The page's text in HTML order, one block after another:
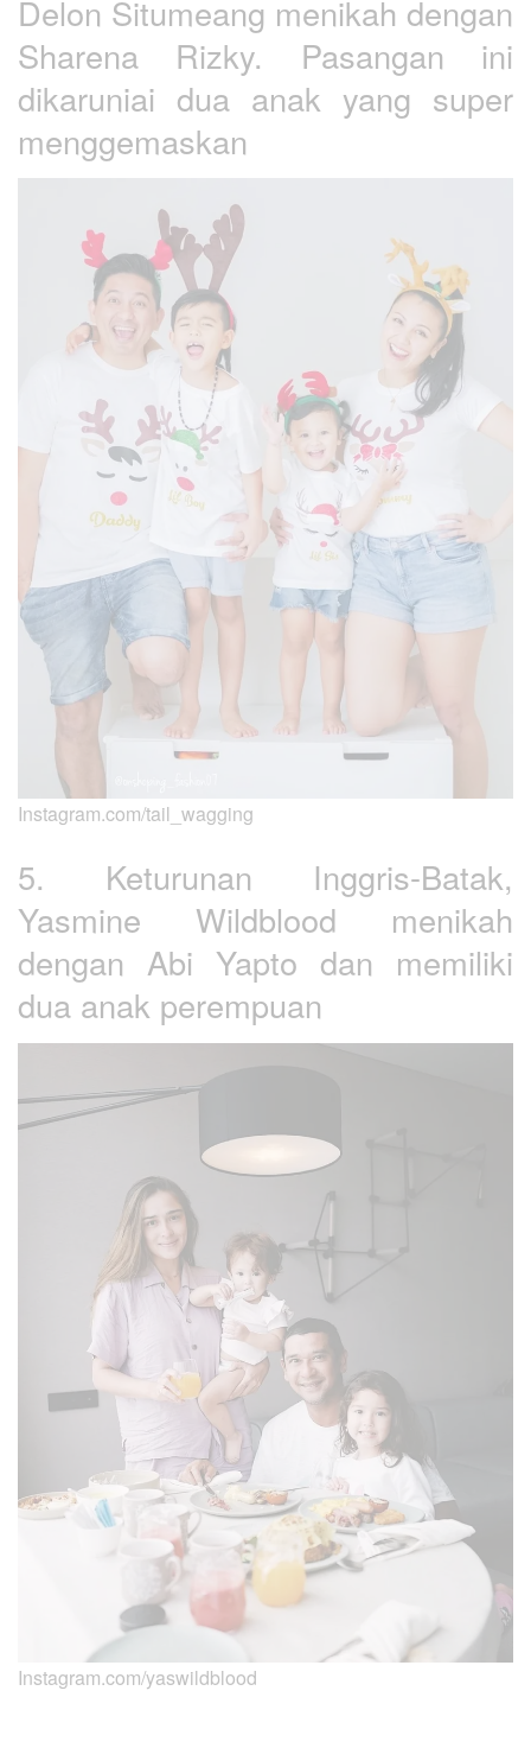
Delon Situmeang menikah dengan
Sharena Rizky. Pasangan ini
dikaruniai dua anak yang super
menggemaskan
Instagram.com/tail_wagging
5. Keturunan Inggris-Batak,
Yasmine Wildblood menikah
dengan Abi Yapto dan memiliki
dua anak perempuan
Instagram.com/yaswildblood